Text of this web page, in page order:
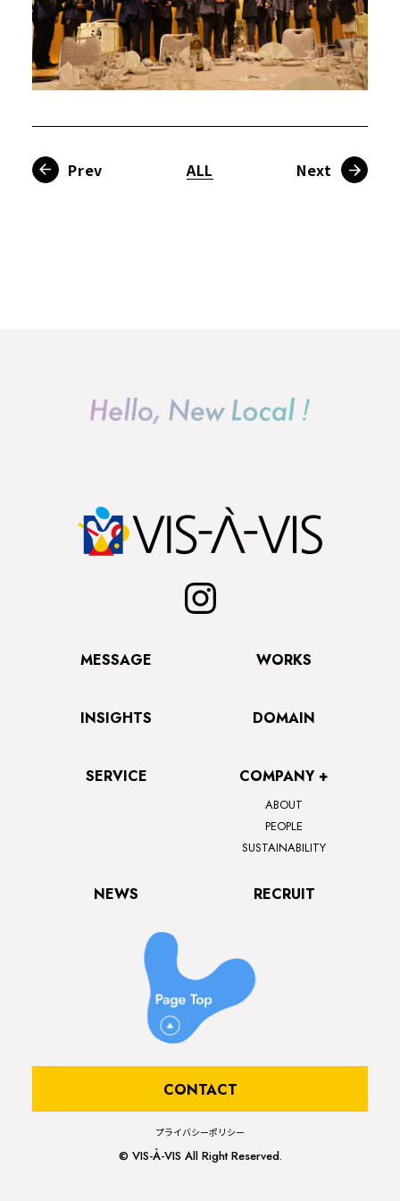
Prev ALL Next
MESSAGE WORKS
INSIGHTS DOMAIN
SERVICE COMPANY +
ABOUT
PEOPLE
SUSTAINABILITY
NEWS RECRUIT
CONTACT
プライバシーポリシー
© VIS-À-VIS All Right Reserved.